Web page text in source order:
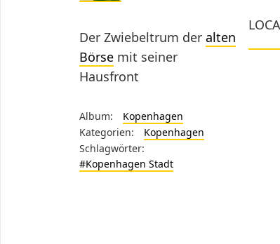
Der Zwiebeltrum der alten
Börse mit seiner
Hausfront
Album:
Kopenhagen
Kategorien:
Kopenhagen
Schlagwörter:
#Kopenhagen Stadt